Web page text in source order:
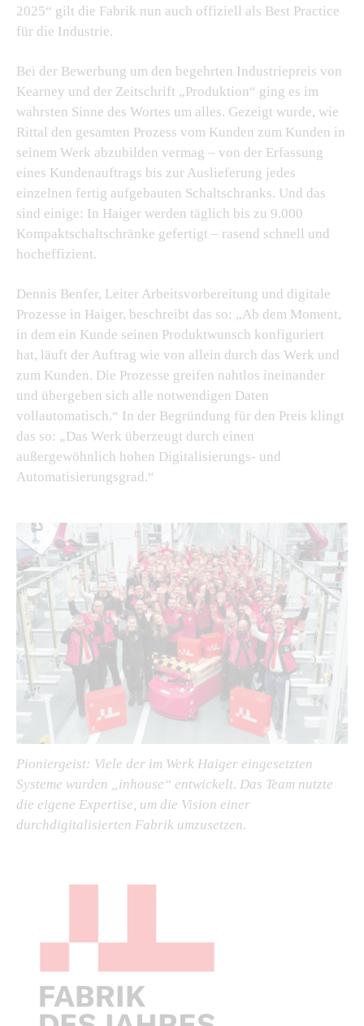
2025“ gilt die Fabrik nun auch offiziell als Best Practice
für die Industrie.
Bei der Bewerbung um den begehrten Industriepreis von
Kearney und der Zeitschrift „Produktion“ ging es im
wahrsten Sinne des Wortes um alles. Gezeigt wurde, wie
Rittal den gesamten Prozess vom Kunden zum Kunden in
seinem Werk abzubilden vermag – von der Erfassung
eines Kundenauftrags bis zur Auslieferung jedes
einzelnen fertig aufgebauten Schaltschranks. Und das
sind einige: In Haiger werden täglich bis zu 9.000
Kompaktschaltschränke gefertigt – rasend schnell und
hocheffizient.
Dennis Benfer, Leiter Arbeitsvorbereitung und digitale
Prozesse in Haiger, beschreibt das so: „Ab dem Moment,
in dem ein Kunde seinen Produktwunsch konfiguriert
hat, läuft der Auftrag wie von allein durch das Werk und
zum Kunden. Die Prozesse greifen nahtlos ineinander
und übergeben sich alle notwendigen Daten
vollautomatisch.“ In der Begründung für den Preis klingt
das so: „Das Werk überzeugt durch einen
außergewöhnlich hohen Digitalisierungs- und
Automatisierungsgrad.“
Pioniergeist: Viele der im Werk Haiger eingesetzten
Systeme wurden „inhouse“ entwickelt. Das Team nutzte
die eigene Expertise, um die Vision einer
durchdigitalisierten Fabrik umzusetzen.